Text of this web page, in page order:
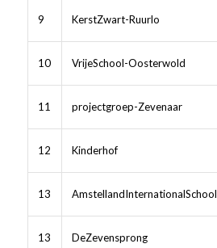
9 KerstZwart-Ruurlo
10 VrijeSchool-Oosterwold
11 projectgroep-Zevenaar
12 Kinderhof
13 AmstellandInternationalSchool
13 DeZevensprong